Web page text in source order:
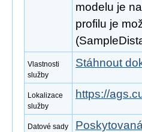
modelu je
profilu je
Vlastnosti
služby
Stáhnout
Lokalizace
služby
https://
Datové sady